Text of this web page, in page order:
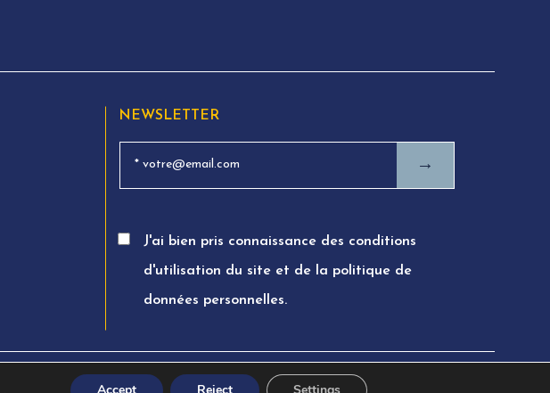
NEWSLETTER
→
J'ai bien pris connaissance des conditions
d'utilisation du site et de la politique de
données personnelles.
Charte éthique Legal information Privacy Policy